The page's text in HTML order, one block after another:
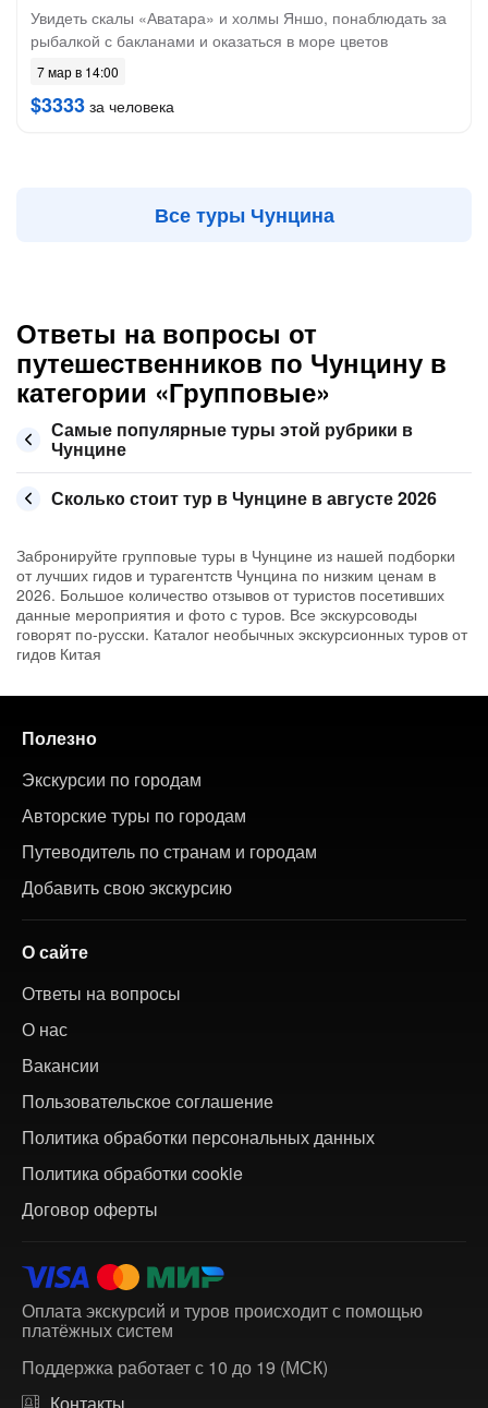
Увидеть скалы «Аватара» и холмы Яншо, понаблюдать за
рыбалкой с бакланами и оказаться в море цветов
7 мар в 14:00
$3333 за человека
Все туры Чунцина
Ответы на вопросы от
путешественников по Чунцину в
категории «Групповые»
Самые популярные туры этой рубрики в
Чунцине
Сколько стоит тур в Чунцине в августе 2026
Забронируйте групповые туры в Чунцине из нашей подборки
от лучших гидов и турагентств Чунцина по низким ценам в
2026. Большое количество отзывов от туристов посетивших
данные мероприятия и фото с туров. Все экскурсоводы
говорят по-русски. Каталог необычных экскурсионных туров от
гидов Китая
Полезно
Экскурсии по городам
Авторские туры по городам
Путеводитель по странам и городам
Добавить свою экскурсию
О сайте
Ответы на вопросы
О нас
Вакансии
Пользовательское соглашение
Политика обработки персональных данных
Политика обработки cookie
Договор оферты
Оплата экскурсий и туров происходит с помощью
платёжных систем
Поддержка работает с 10 до 19 (МСК)